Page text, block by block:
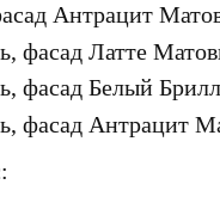
Антрацит
фасад Латте
фасад Белый
фасад Антрацит